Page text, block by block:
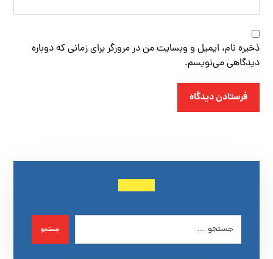
ذخیره نام، ایمیل و وبسایت من در مرورگر برای زمانی که دوباره
دیدگاهی می‌نویسم.
فرستادن دیدگاه
جستجو